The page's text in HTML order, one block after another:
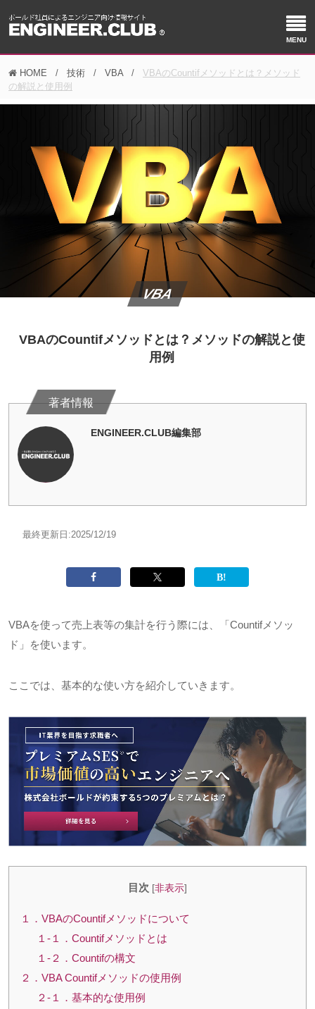
HOME 技術 VBA
VBAのCountifメソッドとは？メソッド
の解説と使用例
VBA
VBAのCountifメソッドとは？メソッドの解説と使
用例
ENGINEER.CLUB編集部
最終更新日:2025/12/19
VBAを使って売上表等の集計を行う際には、「Countifメソッ
ド」を使います。
ここでは、基本的な使い方を紹介していきます。
目次 [非表示]
１．VBAのCountifメソッドについて
１-１．Countifメソッドとは
１-２．Countifの構文
２．VBA Countifメソッドの使用例
２-１．基本的な使用例